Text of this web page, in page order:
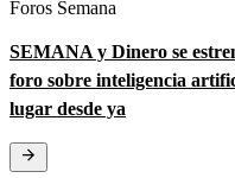
Foros Semana
SEMANA y Dinero se
foro sobre inteligencia
lugar desde ya